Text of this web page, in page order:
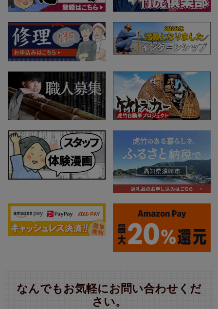
なんでもお気軽にお問い合わせくだ
さい。